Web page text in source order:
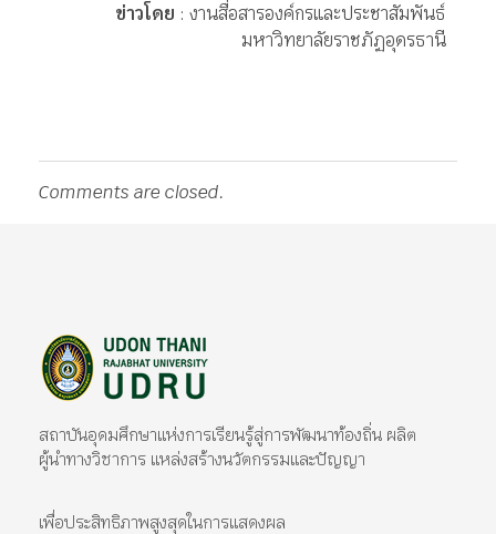
ข่าวโดย : งานสื่อสารองค์กรและประชาสัมพันธ์
มหาวิทยาลัยราชภัฏอุดรธานี
Comments are closed.
สถาบันอุดมศึกษาแห่งการเรียนรู้สู่การพัฒนาท้องถิ่น ผลิต
ผู้นำทางวิชาการ แหล่งสร้างนวัตกรรมและปัญญา
เพื่อประสิทธิภาพสูงสุดในการแสดงผล